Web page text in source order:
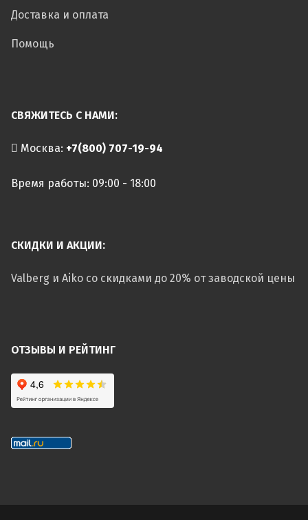
Доставка и оплата
Помощь
СВЯЖИТЕСЬ С НАМИ:
Москва: +7(800) 707-19-94
Время работы: 09:00 - 18:00
СКИДКИ И АКЦИИ:
Valberg и Aiko со скидками до 20% от заводской цены
ОТЗЫВЫ И РЕЙТИНГ